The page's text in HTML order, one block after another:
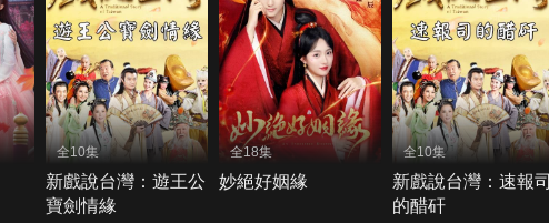
全10集
新戲說台灣：遊王公
寶劍情緣
全18集
妙絕好姻緣
全10集
新戲說台灣：速報司
的醋矸